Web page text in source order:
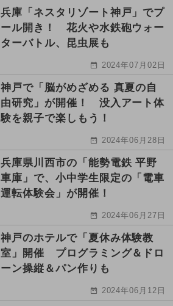
兵庫「ネスタリゾート神戸」でプ
ール開き！ 花火や水鉄砲ウォー
ターバトル、昆虫展も
2024年07月02日
神戸で「脳がめざめる 真夏の自
由研究」が開催！ 没入アート体
験を親子で楽しもう！
2024年06月28日
兵庫県川西市の「能勢電鉄 平野
車庫」で、小中学生限定の「電車
運転体験会」が開催！
2024年06月27日
神戸のホテルで「夏休み体験教
室」開催 プログラミング＆ドロ
ーン操縦＆パン作りも
2024年06月12日